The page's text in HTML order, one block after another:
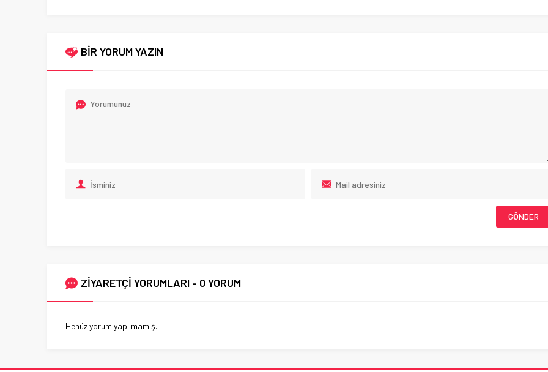
BİR YORUM YAZIN
ZİYARETÇİ YORUMLARI - 0 YORUM
Henüz yorum yapılmamış.